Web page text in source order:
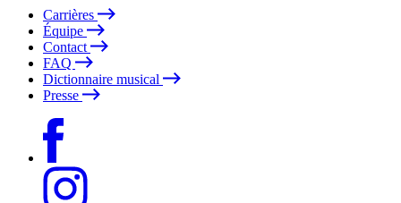
Carrières
Équipe
Contact
FAQ
Dictionnaire musical
Presse